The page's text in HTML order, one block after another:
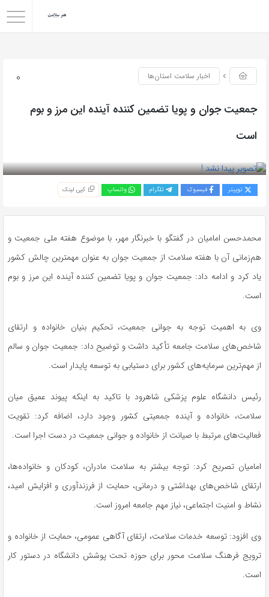
0 اخبار سلامت استان‌ها
جمعیت جوان و پویا تضمین کننده آینده این مرز و بوم
است
توییتر فیسبوک تلگرام واتساپ کپی لینک
محمدحسن امامیان در گفتگو با خبرنگار مهر، با موضوع هفته ملی جمعیت و
هم‌زمانی آن با هفته سلامت از جمعیت جوان به عنوان مهمترین چالش کشور
یاد کرد و ادامه داد: جمعیت جوان و پویا تضمین کننده آینده این مرز و بوم
است.
وی به اهمیت توجه به جوانی جمعیت، تحکیم بنیان خانواده و ارتقای
شاخص‌های سلامت جامعه تأکید داشت و توضیح داد: جمعیت جوان و سالم
از مهم‌ترین سرمایه‌های کشور برای دستیابی به توسعه پایدار است.
رئیس دانشگاه علوم پزشکی شاهرود با تاکید به اینکه پیوند عمیق میان
سلامت، خانواده و آینده جمعیتی کشور وجود دارد، اضافه کرد: تقویت
فعالیت‌های مرتبط با صیانت از خانواده و جوانی جمعیت در دست اجرا است.
امامیان تصریح کرد: توجه بیشتر به سلامت مادران، کودکان و خانواده‌ها،
ارتقای شاخص‌های بهداشتی و درمانی، حمایت از فرزندآوری و افزایش امید،
نشاط و امنیت اجتماعی، نیاز مهم جامعه امروز است.
وی افزود: توسعه خدمات سلامت، ارتقای آگاهی عمومی، حمایت از خانواده و
ترویج فرهنگ سلامت محور برای حوزه تحت پوشش دانشگاه در دستور کار
است.